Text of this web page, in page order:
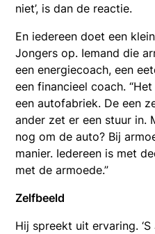
niet’, is dan de reactie.
En iedereen doet een
Jongers op. Iemand die
een energiecoach, een
een financieel coach.
een autofabriek. De een
ander zet er een stuur in.
nog om de auto? Bij
manier. Iedereen is met
met de armoede.”
Zelfbeeld
Hij spreekt uit ervaring.